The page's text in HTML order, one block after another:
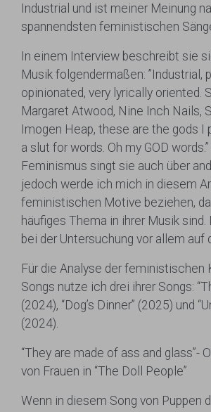
Industrial und ist meiner Meinung
spannendsten feministischen
In einem Interview beschreibt sie
Musik folgendermaßen: ”Industrial,
opinionated, very lyrically oriented.
Margaret Atwood, Nine Inch Nails,
Imogen Heap, these are the gods I
a slut for words. Oh my GOD
Feminismus singt sie auch über
jedoch werde ich mich in diesem
feministischen Motive beziehen,
häufiges Thema in ihrer Musik sind.
bei der Untersuchung vor allem auf
Für die Analyse der feministischen
Songs nutze ich drei ihrer Songs:
(2024), “Dog’s Dinner” (2025) und
(2024).
“They are made of ass and glass”-
von Frauen in “The Doll People”
Wenn in diesem Song von Puppen